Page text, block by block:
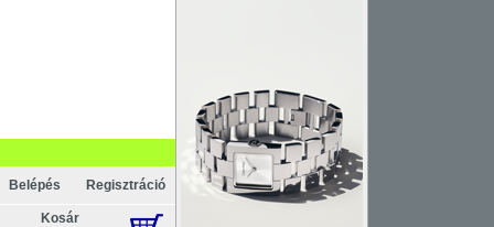
Belépés Regisztráció
Kosár